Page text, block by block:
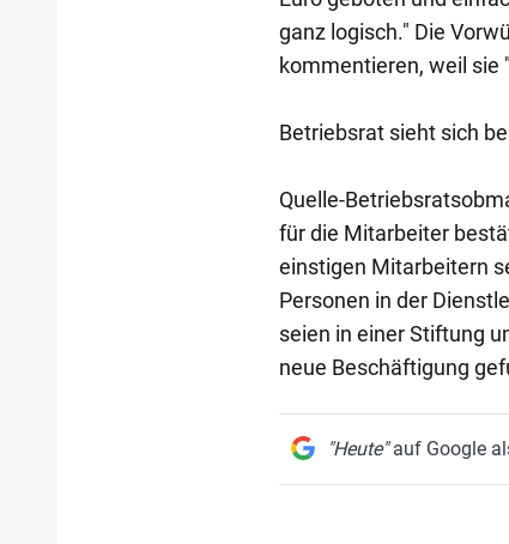
ganz logisch." Die
kommentieren, weil sie
Betriebsrat sieht sich
Quelle-
für die Mitarbeiter
einstigen Mitarbeitern
Personen in der
seien in einer Stiftung
neue Beschäftigung
"Heute"auf Google